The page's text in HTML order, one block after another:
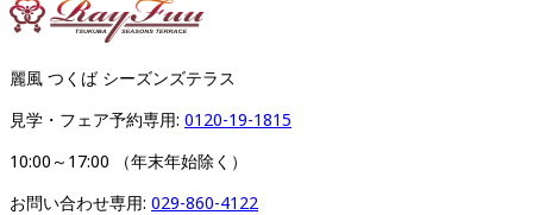
麗風 つくば シーズンズテラス
見学・フェア予約専用: 0120-19-1815
10:00～17:00 （年末年始除く）
お問い合わせ専用: 029-860-4122